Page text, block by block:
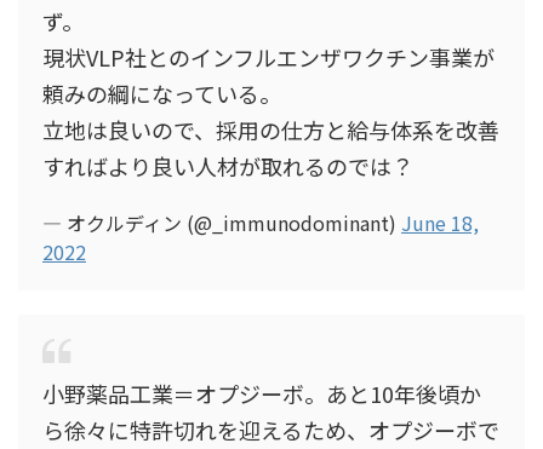
ず。
現状VLP社とのインフルエンザワクチン事業が
頼みの綱になっている。
立地は良いので、採用の仕方と給与体系を改善
すればより良い人材が取れるのでは？
— オクルディン (@_immunodominant) June 18,
2022
小野薬品工業＝オプジーボ。あと10年後頃か
ら徐々に特許切れを迎えるため、オプジーボで